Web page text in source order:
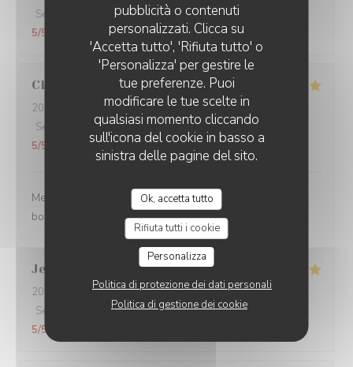
pubblicità o contenuti
personalizzati. Clicca su
'Accetta tutto', 'Rifiuta tutto' o
'Personalizza' per gestire le
tue preferenze. Puoi
modificare le tue scelte in
qualsiasi momento cliccando
sull'icona del cookie in basso a
sinistra delle pagine del sito.
Ok, accetta tutto
Rifiuta tutti i cookie
Personalizza
Politica di protezione dei dati personali
Politica di gestione dei cookie
Servizio
Atmosfera:5/5 Cucina:5/5 Qualità / Prezzo
5/5
Claire
2026-07-30
- 20:30 - Ospiti 4
Servizio
/5 Atmosfera : 5/5 Cucina :5/5 Qualità / Prezzo
5/5
Merci pour tout ! La soirée était super avec une très
bonne cuisine et un personnel au top !
Jean Jacques
2026-07-30
- 19:00 - Ospiti 1
Servizio
Atmosfera:5/5 Cucina:5/5 Qualità / Prezzo
5/5